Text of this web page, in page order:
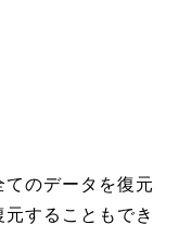
のデータを復元
することもでき